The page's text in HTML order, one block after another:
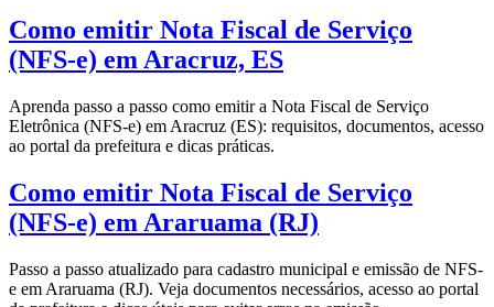
Como emitir Nota Fiscal de Serviço
(NFS-e) em Aracruz, ES
Aprenda passo a passo como emitir a Nota Fiscal de Serviço
Eletrônica (NFS-e) em Aracruz (ES): requisitos, documentos, acesso
ao portal da prefeitura e dicas práticas.
Como emitir Nota Fiscal de Serviço
(NFS-e) em Araruama (RJ)
Passo a passo atualizado para cadastro municipal e emissão de NFS-
e em Araruama (RJ). Veja documentos necessários, acesso ao portal